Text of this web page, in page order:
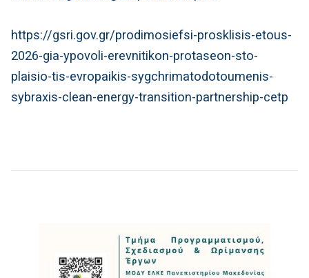
https://gsri.gov.gr/prodimosiefsi-prosklisis-etous-
2026-gia-ypovoli-erevnitikon-protaseon-sto-
plaisio-tis-evropaikis-sygchrimatodotoumenis-
sybraxis-clean-energy-transition-partnership-cetp